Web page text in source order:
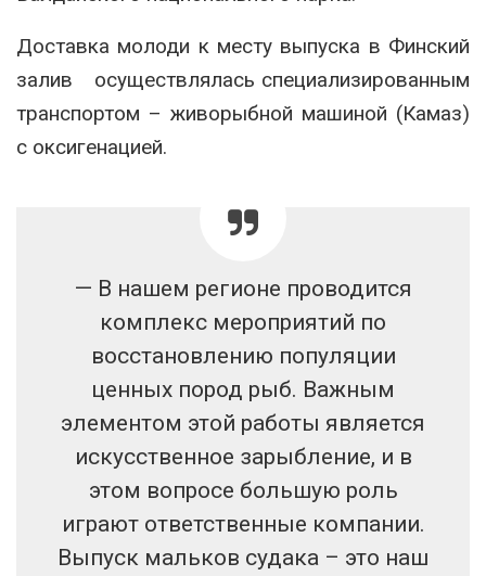
Доставка молоди к месту выпуска в Финский
залив осуществлялась специализированным
транспортом – живорыбной машиной (Камаз)
с оксигенацией.
— В нашем регионе проводится
комплекс мероприятий по
восстановлению популяции
ценных пород рыб. Важным
элементом этой работы является
искусственное зарыбление, и в
этом вопросе большую роль
играют ответственные компании.
Выпуск мальков судака – это наш